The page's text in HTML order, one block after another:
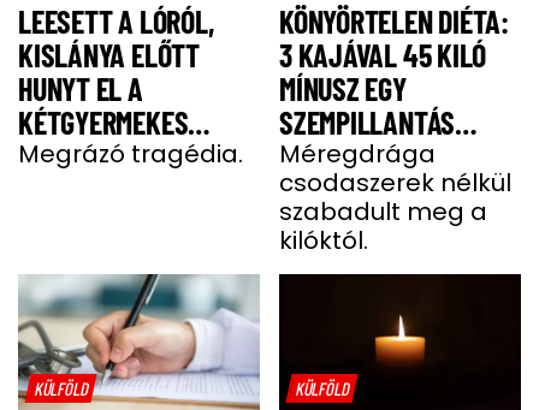
LEESETT A LÓRÓL,
KISLÁNYA ELŐTT
HUNYT EL A
KÉTGYERMEKES
DONATELLA
Megrázó tragédia.
KÖNYÖRTELEN DIÉTA:
3 KAJÁVAL 45 KILÓ
MÍNUSZ EGY
SZEMPILLANTÁS
ALATT
Méregdrága
csodaszerek nélkül
szabadult meg a
kilóktól.
KÜLFÖLD KÜLFÖLD